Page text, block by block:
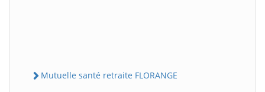
Mutuelle santé retraite FLORANGE